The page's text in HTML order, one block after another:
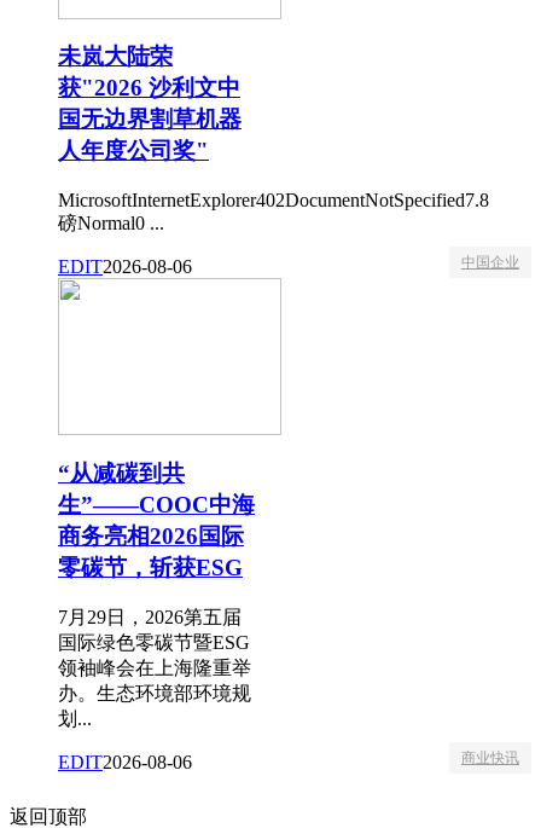
未岚大陆荣
获"2026 沙利文中
国无边界割草机器
人年度公司奖"
MicrosoftInternetExplorer402DocumentNotSpecified7.8
磅Normal0 ...
EDIT2026-08-06 中国企业
“从减碳到共
生”——COOC中海
商务亮相2026国际
零碳节，斩获ESG
7月29日，2026第五届
国际绿色零碳节暨ESG
领袖峰会在上海隆重举
办。生态环境部环境规
划...
EDIT2026-08-06 商业快讯
返回顶部